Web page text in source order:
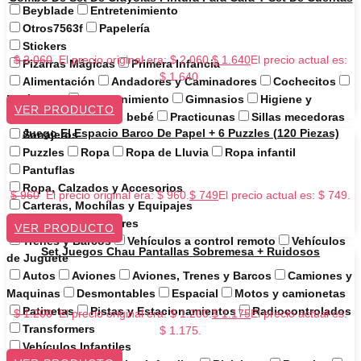
Beyblade
Entretenimiento
Otros7563f
Papelería
Stickers
Pizarras Mágicas
Primera Infancia
Alimentación
Andadores y Caminadores
Cochecitos
Didácticos
Entretenimiento Gimnasios
Higiene y
Cuidado
Paseo del bebé Practicunas
Sillas mecedoras
Sonajeros
Puzzles
Ropa Ropa de Lluvia
Ropa infantil
Pantuflas
Ropa, Calzados y Accesorios
Carteras, Mochilas y Equipajes
Luncheras Escolares
Trenes y Barcos
Vehículos a control remoto
Vehículos
de Juguete
Autos
Aviones Aviones, Trenes y Barcos
Camiones y
Maquinas
Desmontables Espacial
Motos y camionetas
Patinetas
Pistas y Estacionamientos
Radiocontrolados
Transformers
Vehículos Infantiles
$2.060 El precio original era: $ 2.060.$1.640El precio actual es:
$ 1.640.
VER PRODUCTO
Juego El Espacio Barco De Papel + 6 Puzzles (120 Piezas)
$960 El precio original era: $ 960. $ 749El precio actual es: $ 749.
VER PRODUCTO
Set Juegos Chau Pantallas Sobremesa + Ruidosos
$1.200 El precio original era: $ 1.200.$1.175El precio actual es:
$ 1.175.